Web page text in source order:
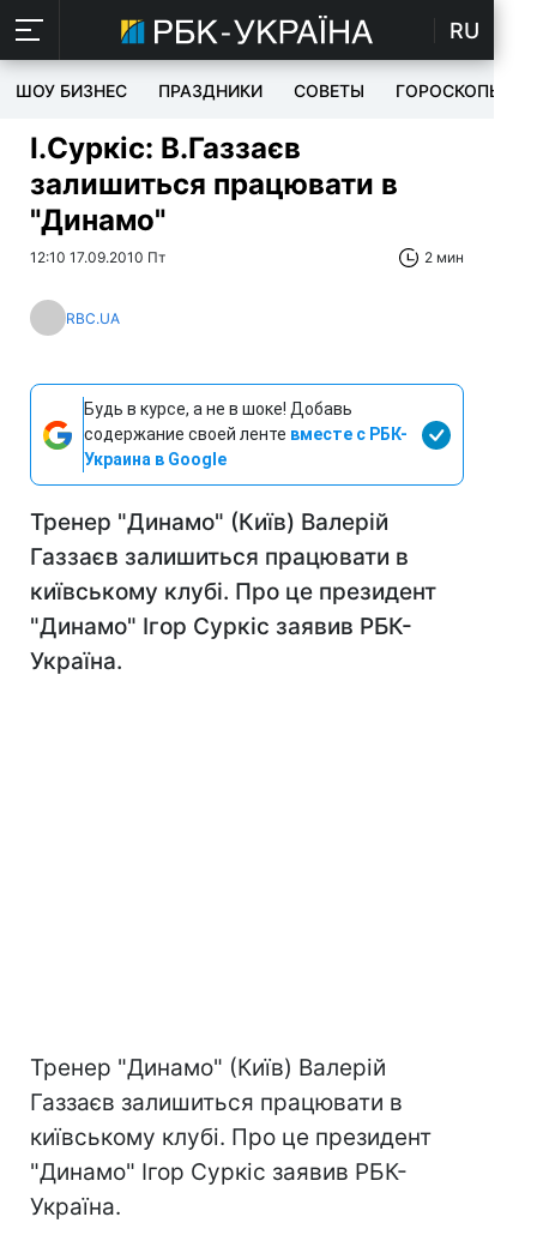
RU
ШОУ БИЗНЕС ПРАЗДНИКИ СОВЕТЫ ГОРОСКОПЫ
І.Суркіс: В.Газзаєв
залишиться працювати в
"Динамо"
12:10 17.09.2010 Пт 2 мин
RBC.UA
Будь в курсе, а не в шоке! Добавь
содержание своей ленте вместе с РБК-
Украина в Google
Тренер "Динамо" (Київ) Валерій
Газзаєв залишиться працювати в
київському клубі. Про це президент
"Динамо" Ігор Суркіс заявив РБК-
Україна.
Тренер "Динамо" (Київ) Валерій
Газзаєв залишиться працювати в
київському клубі. Про це президент
"Динамо" Ігор Суркіс заявив РБК-
Україна.